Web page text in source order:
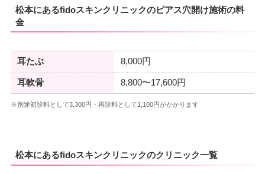
松本にあるfidoスキンクリニックのピアス穴開け施術の料
金
耳たぶ 8,000円
耳軟骨 8,800〜17,600円
※別途初診料として3,300円・再診料として1,100円がかかります
松本にあるfidoスキンクリニックのクリニック一覧